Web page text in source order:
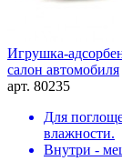
Игрушка-
салон автомобиля
арт. 80235
Для
влажности.
Внутри -